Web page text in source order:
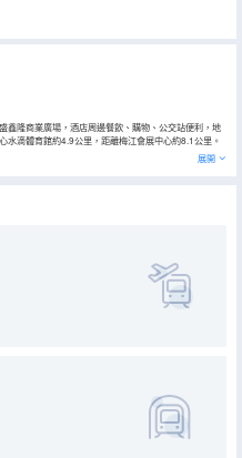
鑫隆商業廣場，酒店周邊餐飲、購物、公交站便利，地
水滴體育館約4.9公里，距離梅江會展中心約8.1公里。
合作商，客用茶杯、口杯、毛巾、浴巾、均為高温消
致力為客人打造一個貼心舒適、親近自然的商旅住宿空
展開